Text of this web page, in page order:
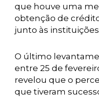
que houve uma
obtenção de
junto às
O último
entre 25 de
revelou que o
que tiveram